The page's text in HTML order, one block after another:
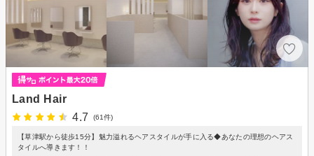
Land Hair
4.7
(61件)
【草津駅から徒歩15分】魅力溢れるヘアスタイルが手に入る◆あなたの理想のヘアス
タイルへ導きます！！